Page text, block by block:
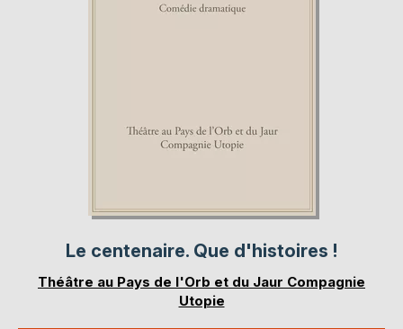
Le centenaire. Que d'histoires !
Théâtre au Pays de l'Orb et du Jaur Compagnie
Utopie